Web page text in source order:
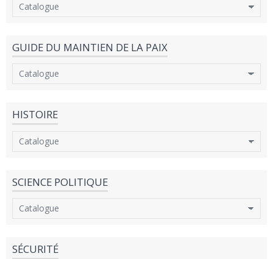
GUIDE DU MAINTIEN DE LA PAIX
HISTOIRE
SCIENCE POLITIQUE
SÉCURITÉ